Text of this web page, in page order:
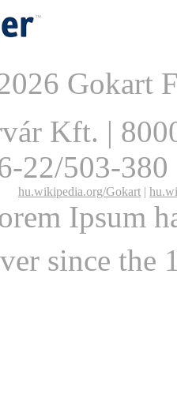
Gokart
Kft. |
22/503-380
hu.wikipedia.org/Gokart |
Ipsum
since the